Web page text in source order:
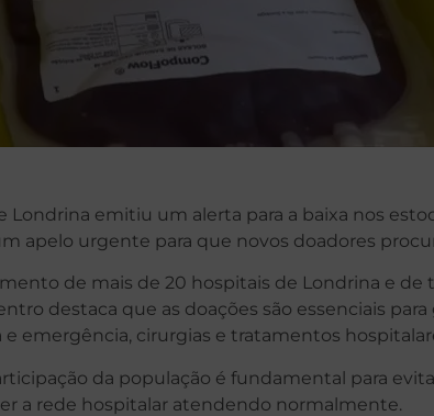
Londrina emitiu um alerta para a baixa nos
apelo urgente para que novos doadores
de mais de 20 hospitais de Londrina e de
destaca que as doações são essenciais
emergência, cirurgias e tratamentos
da população é fundamental para
a rede hospitalar atendendo normalmente.